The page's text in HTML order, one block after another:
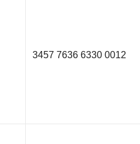
3457 7636 6330 0012